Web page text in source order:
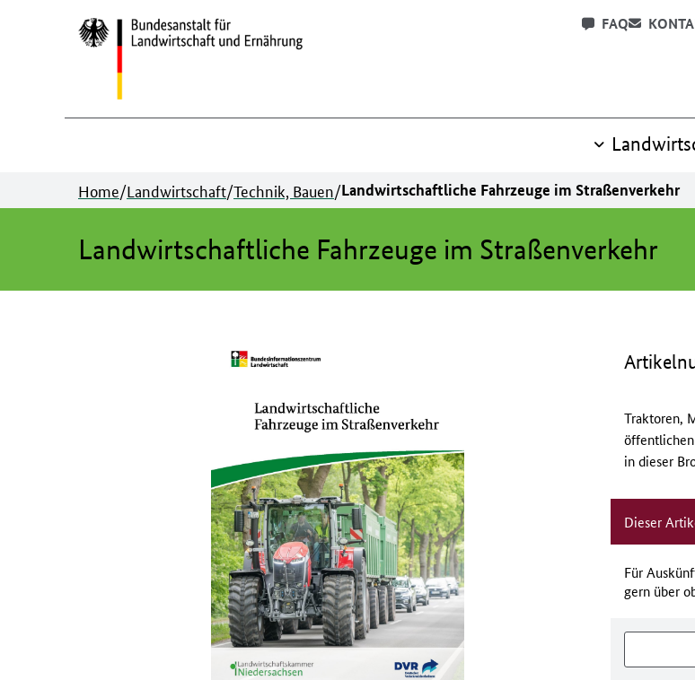
springen
FAQ
Home/Landwirtschaft/Technik, Bauen/Landwirtschaftliche Fahrzeuge im Straßenverkehr
Landwirtschaftliche Fahrzeuge im Straßenverkehr
Traktoren,
in dieser
Dieser
Für
gern über